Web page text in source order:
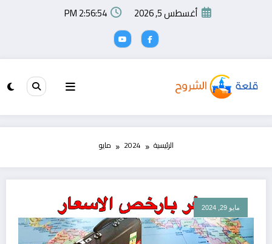
أغسطس 5, 2026 2:56:54 PM
الرئيسية 2024 مايو
مايو 29, 2024